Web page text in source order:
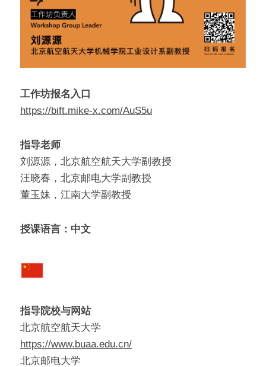
工作坊报名入口
https://bift.mike-x.com/AuS5u​
指导老师
刘源源，北京航空航天大学副教授
汪晓春，北京邮电大学副教授
董玉妹，江南大学副教授
授课语言：中文
指导院校与网站
北京航空航天大学
https://www.buaa.edu.cn/
北京邮电大学